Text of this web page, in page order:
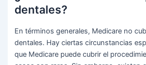
dentales?
En términos generales, Medicare no
dentales. Hay ciertas circunstancias
que Medicare puede cubrir el